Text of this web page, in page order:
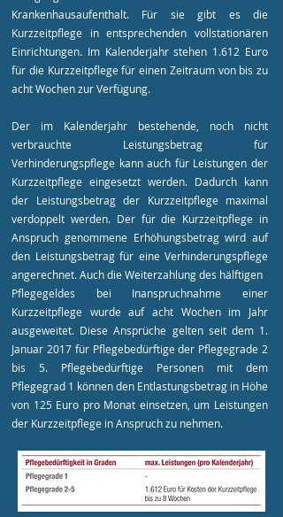
Krankenhausaufenthalt. Für sie gibt es die
Kurzzeitpflege in entsprechenden vollstationären
Einrichtungen. Im Kalenderjahr stehen 1.612 Euro
für die Kurzzeitpflege für einen Zeitraum von bis zu
acht Wochen zur Verfügung.
Der im Kalenderjahr bestehende, noch nicht
verbrauchte Leistungsbetrag für
Verhinderungspflege kann auch für Leistungen der
Kurzzeitpflege eingesetzt werden. Dadurch kann
der Leistungsbetrag der Kurzzeitpflege maximal
verdoppelt werden. Der für die Kurzzeitpflege in
Anspruch genommene Erhöhungsbetrag wird auf
den Leistungsbetrag für eine Verhinderungspflege
angerechnet. Auch die Weiterzahlung des hälftigen
Pflegegeldes bei Inanspruchnahme einer
Kurzzeitpflege wurde auf acht Wochen im Jahr
ausgeweitet. Diese Ansprüche gelten seit dem 1.
Januar 2017 für Pflegebedürftige der Pflegegrade 2
bis 5. Pflegebedürftige Personen mit dem
Pflegegrad 1 können den Entlastungsbetrag in Höhe
von 125 Euro pro Monat einsetzen, um Leistungen
der Kurzzeitpflege in Anspruch zu nehmen.